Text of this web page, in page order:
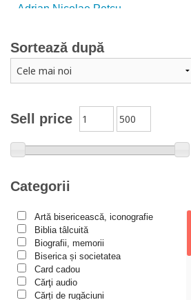
Adrian Nicolae Petcu
Adriana Petrescu
Alexandra Rotariu
Alexandru Creţu
Alexandru Huțanu
Alexandru Lascarov-Moldovanu
Alexandru Rădescu
Alexandru Tkacenko
Alexis Torrance
Alina Ana Nistor
Sell price
Categorii
Artă bisericească, iconografie
Biblia tâlcuită
Biografii, memorii
Biserica și societatea
Card cadou
Cărţi audio
Cărți de rugăciuni
Sortează după